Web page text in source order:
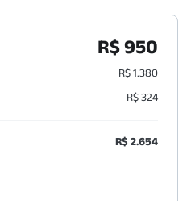
R$ 950
R$ 1.380
R$ 324
R$ 2.654